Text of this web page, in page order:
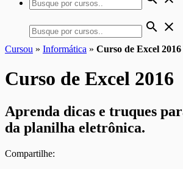
search close
Cursou » Informática » Curso de Excel 2016
Curso de Excel 2016
Aprenda dicas e truques
da planilha eletrônica.
Compartilhe: